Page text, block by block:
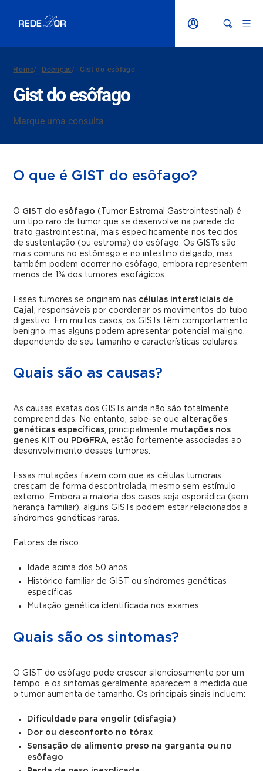
Home/ Doenças/ Gist do esôfago
Gist do esôfago
Marque uma consulta
O que é GIST do esôfago?
O GIST do esôfago (Tumor Estromal Gastrointestinal) é
um tipo raro de tumor que se desenvolve na parede do
trato gastrointestinal, mais especificamente nos tecidos
de sustentação (ou estroma) do esôfago. Os GISTs são
mais comuns no estômago e no intestino delgado, mas
também podem ocorrer no esôfago, embora representem
menos de 1% dos tumores esofágicos.
Esses tumores se originam nas células intersticiais de
Cajal, responsáveis por coordenar os movimentos do tubo
digestivo. Em muitos casos, os GISTs têm comportamento
benigno, mas alguns podem apresentar potencial maligno,
dependendo de seu tamanho e características celulares.
Quais são as causas?
As causas exatas dos GISTs ainda não são totalmente
compreendidas. No entanto, sabe-se que alterações
genéticas específicas, principalmente mutações nos
genes KIT ou PDGFRA, estão fortemente associadas ao
desenvolvimento desses tumores.
Essas mutações fazem com que as células tumorais
cresçam de forma descontrolada, mesmo sem estímulo
externo. Embora a maioria dos casos seja esporádica (sem
herança familiar), alguns GISTs podem estar relacionados a
síndromes genéticas raras.
Fatores de risco:
Idade acima dos 50 anos
Histórico familiar de GIST ou síndromes genéticas
específicas
Mutação genética identificada nos exames
Quais são os sintomas?
O GIST do esôfago pode crescer silenciosamente por um
tempo, e os sintomas geralmente aparecem à medida que
o tumor aumenta de tamanho. Os principais sinais incluem:
Dificuldade para engolir (disfagia)
Dor ou desconforto no tórax
Sensação de alimento preso na garganta ou no
esôfago